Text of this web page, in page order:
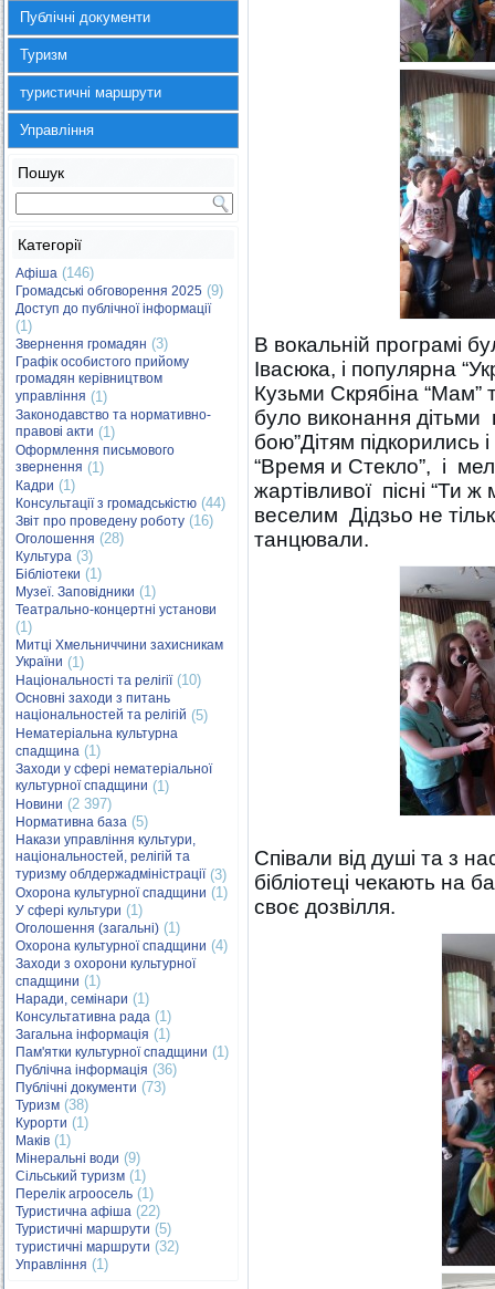
Публічні документи
Туризм
туристичні маршрути
Управління
Пошук
Категорії
Афіша (146)
Громадські обговорення 2025 (9)
Доступ до публічної інформації
(1)
Звернення громадян (3)
Графік особистого прийому
громадян керівництвом
управління (1)
Законодавство та нормативно-
правові акти (1)
Оформлення письмового
звернення (1)
Кадри (1)
Консультації з громадськістю (44)
Звіт про проведену роботу (16)
Оголошення (28)
Культура (3)
Бібліотеки (1)
Музеї. Заповідники (1)
Театрально-концертні установи
(1)
Митці Хмельниччини захисникам
України (1)
Національності та релігії(10)
Основні заходи з питань
національностей та релігій (5)
Нематеріальна культурна
спадщина (1)
Заходи у сфері нематеріальної
культурної спадщини (1)
Новини (2 397)
Нормативна база (5)
Накази управління культури,
національностей, релігій та
туризму облдержадміністрації(3)
Охорона культурної спадщини (1)
У сфері культури (1)
Оголошення (загальні) (1)
Охорона культурної спадщини (4)
Заходи з охорони культурної
спадщини (1)
Наради, семінари (1)
Консультативна рада (1)
Загальна інформація (1)
Пам'ятки культурної спадщини (1)
Публічна інформація (36)
Публічні документи (73)
Туризм (38)
Курорти (1)
Маків (1)
Мінеральні води (9)
Сільський туризм (1)
Перелік агроосель (1)
Туристична афіша (22)
Туристичні маршрути (5)
туристичні маршрути (32)
Управління (1)
В вокальній програмі
Івасюка, і популярна
Кузьми Скрябіна “Мам”
було виконання дітьми
бою”Дітям підкорились
“Время и Стекло”, і
жартівливої пісні “Ти
веселим Дідзьо не
танцювали.
Співали від душі та з
бібліотеці чекають на
своє дозвілля.